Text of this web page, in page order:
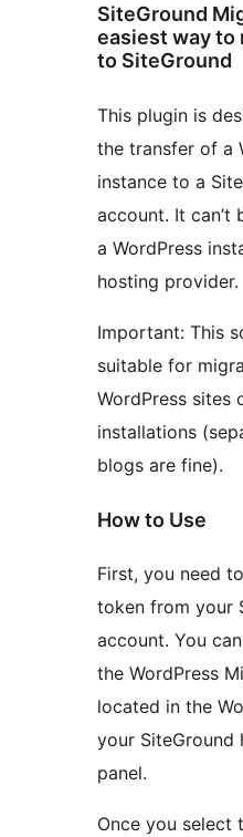
SiteGround
easiest way to
to SiteGround
This plugin is
the transfer of a
instance to a
account. It can’t
a WordPress
hosting provider.
Important: This
suitable for
WordPress sites
installations
blogs are fine).
How to Use
First, you need
token from your
account. You
the WordPress
located in the
your SiteGround
panel.
Once you select